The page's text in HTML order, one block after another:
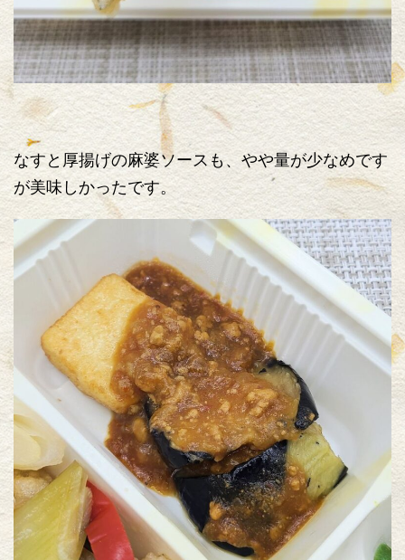
なすと厚揚げの麻婆ソースも、やや量が少なめです
が美味しかったです。